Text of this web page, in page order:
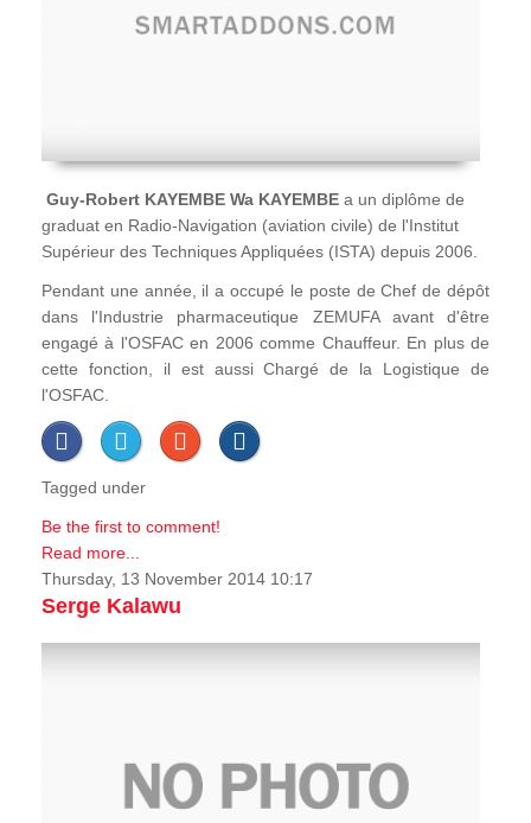
Guy-Robert KAYEMBE Wa KAYEMBE a un diplôme de
graduat en Radio-Navigation (aviation civile) de l'Institut
Supérieur des Techniques Appliquées (ISTA) depuis 2006.
Pendant une année, il a occupé le poste de Chef de dépôt
dans l'Industrie pharmaceutique ZEMUFA avant d'être
engagé à l'OSFAC en 2006 comme Chauffeur. En plus de
cette fonction, il est aussi Chargé de la Logistique de
l'OSFAC.
Tagged under
Be the first to comment!
Read more...
Thursday, 13 November 2014 10:17
Serge Kalawu